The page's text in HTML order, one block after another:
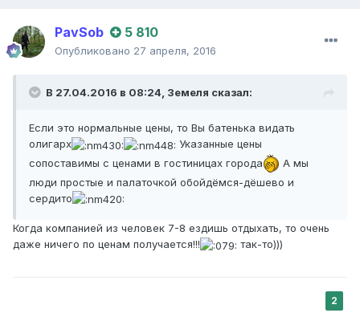
PavSob 5 810
Опубликовано 27 апреля, 2016
В 27.04.2016 в 08:24, Земеля сказал:
Если это нормальные цены, то Вы батенька видать
олигарх
Указанные цены
сопоставимы с ценами в гостиницах города
А мы
люди простые и палаточкой обойдёмся-дёшево и
сердито
Когда компанией из человек 7-8 ездишь отдыхать, то очень
даже ничего по ценам получается!!!
так-то)))
2